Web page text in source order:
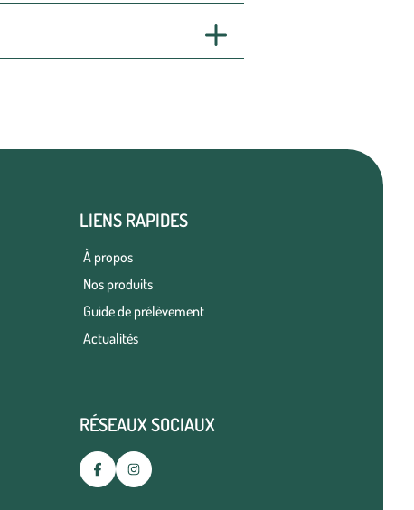
LIENS RAPIDES
À propos
Nos produits
Guide de prélèvement
Actualités
RÉSEAUX SOCIAUX